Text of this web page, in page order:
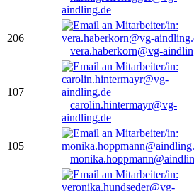
aindling.de
206
vera.haberkorn@vg-
107
carolin.hintermayr@vg-
aindling.de
105